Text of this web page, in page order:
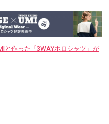
と作った「3WAYポロシャツ」が